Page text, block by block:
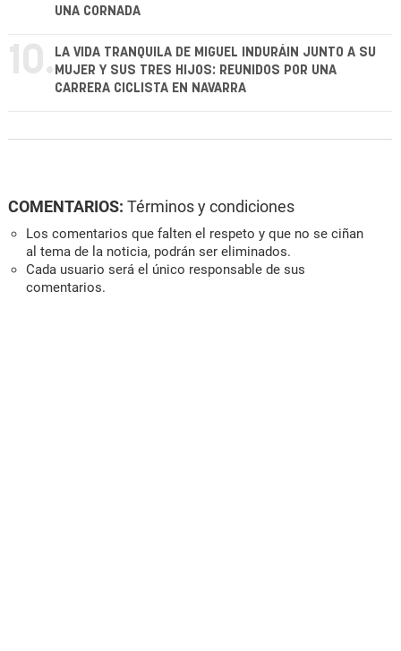
UNA CORNADA
10. LA VIDA TRANQUILA DE MIGUEL INDURÁIN JUNTO A SU
MUJER Y SUS TRES HIJOS: REUNIDOS POR UNA
CARRERA CICLISTA EN NAVARRA
COMENTARIOS: Términos y condiciones
Los comentarios que falten el respeto y que no se ciñan
al tema de la noticia, podrán ser eliminados.
Cada usuario será el único responsable de sus
comentarios.